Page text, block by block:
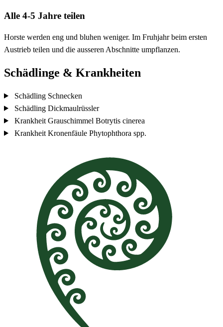
Alle 4-5 Jahre teilen
Horste werden eng und bluhen weniger. Im Fruhjahr beim ersten
Austrieb teilen und die ausseren Abschnitte umpflanzen.
Schädlinge & Krankheiten
Schädling Schnecken
Schädling Dickmaulrüssler
Krankheit Grauschimmel Botrytis cinerea
Krankheit Kronenfäule Phytophthora spp.